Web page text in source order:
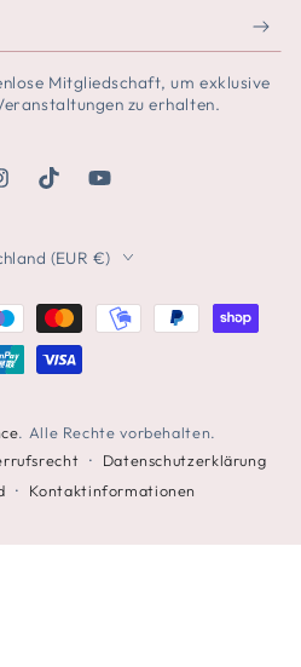
Mitgliedschaft, um exklusive
zu erhalten.
TikTokYouTube
. Alle Rechte vorbehalten.
Datenschutzerklärung
Kontaktinformationen
(EUR €)